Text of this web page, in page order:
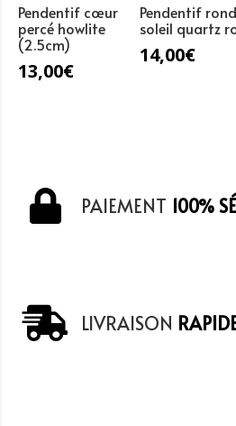
Pendentif cœur
percé howlite
(2.5cm)
13,00€
Pendentif rond
soleil quartz
14,00€
PAIEMENT 100%
LIVRAISON